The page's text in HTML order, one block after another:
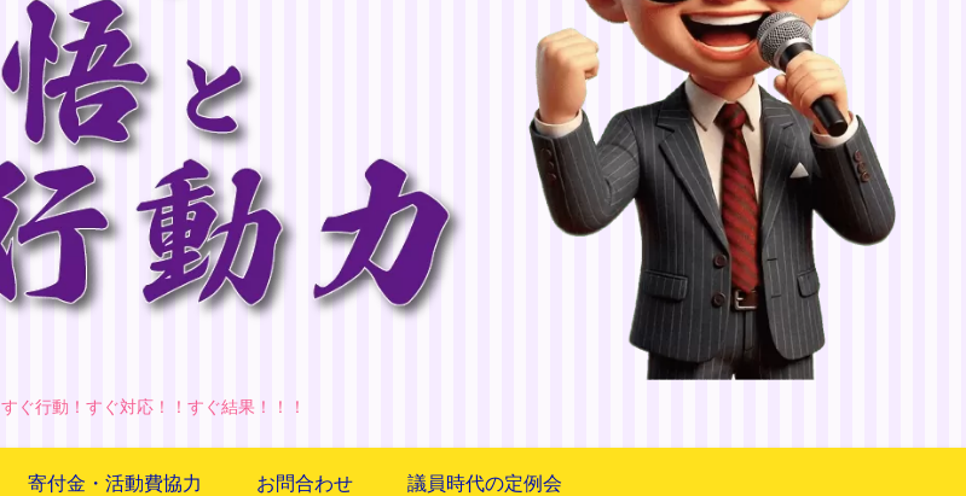
すぐ行動！すぐ対応！！すぐ結果！！！
寄付金・活動費協力 お問合わせ 議員時代の定例会